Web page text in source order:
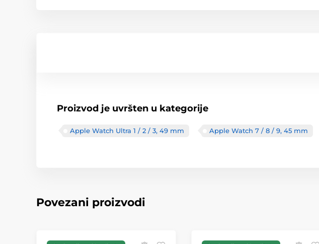
Proizvod je uvršten u kategorije
Apple Watch Ultra 1 / 2 / 3, 49 mm Apple Watch 7 / 8 / 9, 45 mm
Povezani proizvodi